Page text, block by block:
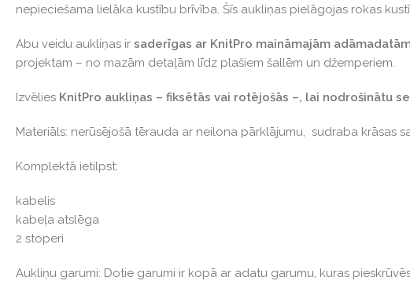
nepieciešama lielāka kustību brīvība. Šīs aukliņas pielāgojas rokas
Abu veidu aukliņas ir saderīgas ar KnitPro maināmajām
projektam – no mazām detaļām līdz plašiem šallēm un džemperiem.
Izvēlies KnitPro aukliņas – fiksētās vai rotējošās –, lai nodrošinātu
Materiāls: nerūsējošā tērauda ar neilona pārklājumu, sudraba krāsas
Komplektā ietilpst:
kabelis
kabeļa atslēga
2 stoperi
Aukliņu garumi: Dotie garumi ir kopā ar adatu garumu, kuras